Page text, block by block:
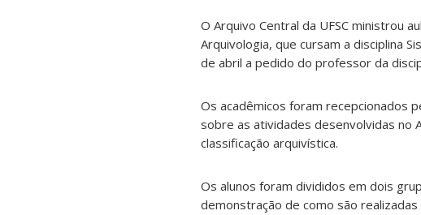
O Arquivo Central da UFSC ministrou
Arquivologia, que cursam a disciplina
de abril a pedido do professor da
Os acadêmicos foram recepcionados
sobre as atividades desenvolvidas no
classificação arquivística.
Os alunos foram divididos em dois
demonstração de como são